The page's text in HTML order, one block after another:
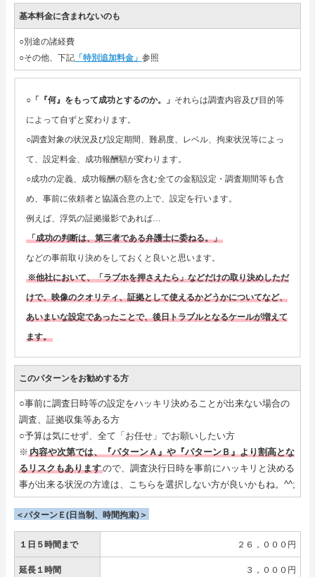
基本料金に含まれないのも
○別途の諸経費
○その他、下記 「特別追加料金」 参照
○ 「『何』をもって成功とするのか。」 それらは調査内容及び目的等
によって自ずと変わります。
○調査対象の状況及び設定期間、難易度、レベル、拘束状況等によっ
て、設定料金、成功報酬額が変わります。
○成功の定義、成功報酬の額を含む全ての金額設定・調査期間等も含
め、事前に依頼者と協議合意の上で、設定を行います。
例えば、浮気の証拠撮影であれば…
「成功の判断は、第三者である弁護士に委ねる。」
などの事前取り決めをしておくと良いと思います。
※他社において、「ラブホを押さえたら」などだけの取り決めしただ
けで、映像のクオリティ、証拠として使えるかどうかについてなど、
あいまいな設定であったことで、後日トラブルとなるケールが増えて
ます。
このパターンをお勧めする方
○事前に調査日時等の設定をハッキリ決めることが出来ない場合の
調査、証拠収集等ある方
○予算は気にせず、全て「お任せ」でお願いしたい方
※ 内容や次第では、『パターンＡ』や『パターンＢ』より割高とな
るリスクもありますので、調査決行日時を事前にハッキリと決める
事が出来る状況の方達は、こちらを選択しない方が良いかもね。^^;
＜パターンＥ(日当制、時間拘束)＞
１日５時間まで ２６，０００円
延長１時間 ３，０００円